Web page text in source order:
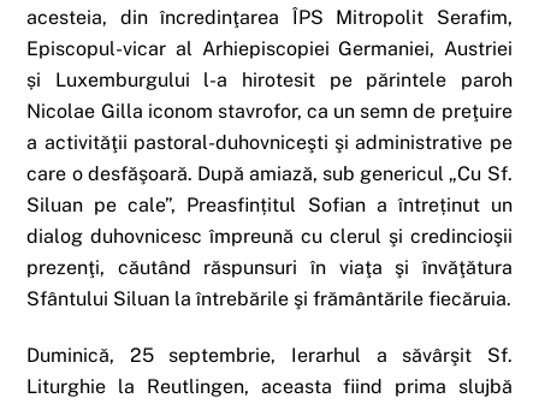
acesteia, din încredinţarea ÎPS Mitropolit Serafim,
Episcopul-vicar al Arhiepiscopiei Germaniei, Austriei
și Luxemburgului l-a hirotesit pe părintele paroh
Nicolae Gilla iconom stavrofor, ca un semn de preţuire
a activităţii pastoral-duhovniceşti şi administrative pe
care o desfăşoară. După amiază, sub genericul „Cu Sf.
Siluan pe cale”, Preasfințitul Sofian a întreținut un
dialog duhovnicesc împreună cu clerul şi credincioşii
prezenţi, căutând răspunsuri în viaţa şi învăţătura
Sfântului Siluan la întrebările şi frământările fiecăruia.
Duminică, 25 septembrie, Ierarhul a săvârşit Sf.
Liturghie la Reutlingen, aceasta fiind prima slujbă